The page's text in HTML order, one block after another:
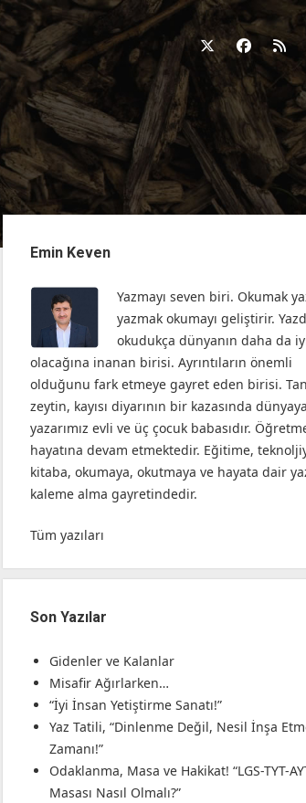
twitter rss
MenüEmin Keven
Yazmayı seven biri. Okumak
yazmak okumayı geliştirir.
okudukça dünyanın daha da
olacağına inanan birisi. Ayrıntıların önemli
olduğunu fark etmeye gayret eden birisi.
zeytin, kayısı diyarının bir kazasında
yazarımız evli ve üç çocuk babasıdır.
hayatına devam etmektedir. Eğitime,
kitaba, okumaya, okutmaya ve hayata dair
kaleme alma gayretindedir.
Tüm yazıları
Son Yazılar
Gidenler ve Kalanlar
Misafir Ağırlarken…
“İyi İnsan Yetiştirme Sanatı!”
Yaz Tatili, “Dinlenme Değil, Nesil İnşa
Zamanı!”
Odaklanma, Masa ve Hakikat! “LGS-TYT-
Masası Nasıl Olmalı?”